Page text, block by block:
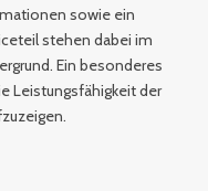
sowie ein
stehen dabei im
Ein besonderes
Leistungsfähigkeit der